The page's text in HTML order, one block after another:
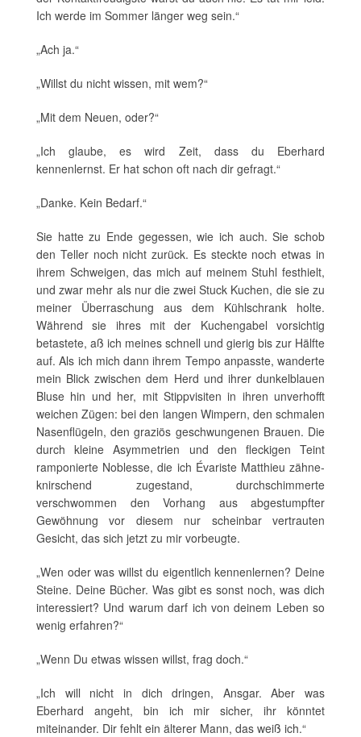
Ich werde im Sommer länger weg sein.“
„Ach ja.“
„Willst du nicht wissen, mit wem?“
„Mit dem Neuen, oder?“
„Ich glaube, es wird Zeit, dass du Eberhard
kennenlernst. Er hat schon oft nach dir gefragt.“
„Danke. Kein Bedarf.“
Sie hatte zu Ende gegessen, wie ich auch. Sie schob
den Teller noch nicht zurück. Es steckte noch etwas in
ihrem Schweigen, das mich auf meinem Stuhl festhielt,
und zwar mehr als nur die zwei Stuck Kuchen, die sie zu
meiner Überraschung aus dem Kühlschrank holte.
Während sie ihres mit der Kuchengabel vorsichtig
betastete, aß ich meines schnell und gierig bis zur Hälfte
auf. Als ich mich dann ihrem Tempo anpasste, wanderte
mein Blick zwischen dem Herd und ihrer dunkelblauen
Bluse hin und her, mit Stippvisiten in ihren unverhofft
weichen Zügen: bei den langen Wimpern, den schmalen
Nasenflügeln, den graziös geschwungenen Brauen. Die
durch kleine Asymmetrien und den fleckigen Teint
ramponierte Noblesse, die ich Évariste Matthieu zähne­
knirschend zugestand, durchschimmerte
verschwommen den Vorhang aus abgestumpfter
Gewöhnung vor diesem nur scheinbar vertrauten
Gesicht, das sich jetzt zu mir vorbeugte.
„Wen oder was willst du eigentlich kennenlernen? Deine
Steine. Deine Bücher. Was gibt es sonst noch, was dich
interessiert? Und warum darf ich von deinem Leben so
wenig erfahren?“
„Wenn Du etwas wissen willst, frag doch.“
„Ich will nicht in dich dringen, Ansgar. Aber was
Eberhard angeht, bin ich mir sicher, ihr könntet
miteinander. Dir fehlt ein älterer Mann, das weiß ich.“